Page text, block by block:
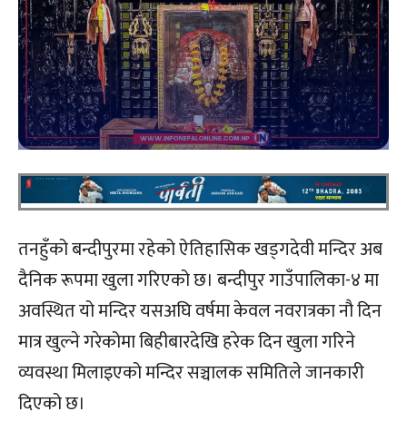
तनहुँको बन्दीपुरमा रहेको ऐतिहासिक खड्गदेवी मन्दिर अब
दैनिक रूपमा खुला गरिएको छ। बन्दीपुर गाउँपालिका-४ मा
अवस्थित यो मन्दिर यसअघि वर्षमा केवल नवरात्रका नौ दिन
मात्र खुल्ने गरेकोमा बिहीबारदेखि हरेक दिन खुला गरिने
व्यवस्था मिलाइएको मन्दिर सञ्चालक समितिले जानकारी
दिएको छ।